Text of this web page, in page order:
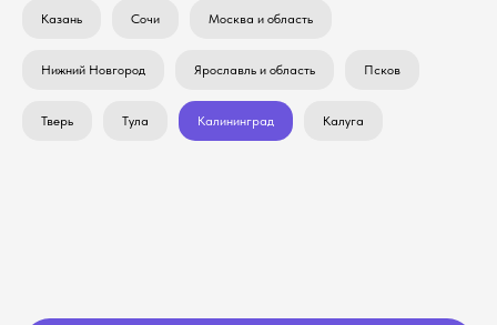
Казань Сочи Москва и область
Нижний Новгород Ярославль и область Псков
Тверь Тула Калининград Калуга